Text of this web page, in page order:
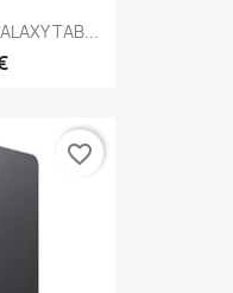
TAB...
favorite_border